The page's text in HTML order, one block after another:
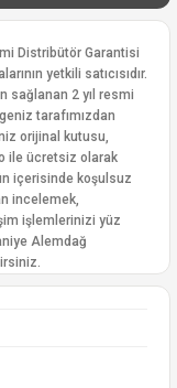
Distribütör Garantisi
yetkili satıcısıdır.
sağlanan 2 yıl resmi
tarafımızdan
orijinal kutusu,
ile ücretsiz olarak
içerisinde koşulsuz
incelemek,
işlemlerinizi yüz
Alemdağ